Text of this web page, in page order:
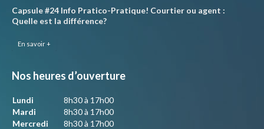
Capsule #24 Info Pratico-Pratique! Courtier ou agent :
Quelle est la différence?
En savoir +
Nos heures d’ouverture
Lundi
8h30 à 17h00
Mardi
8h30 à 17h00
Mercredi
8h30 à 17h00